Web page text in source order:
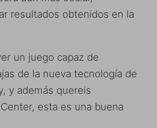
resultados obtenidos en la
un juego capaz de
de la nueva tecnología de
y además quereis
esta es una buena